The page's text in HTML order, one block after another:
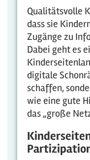
Qualitätsvolle
dass sie
Zugänge zu
Dabei geht es
digitale
schaffen,
wie eine gute
das „große